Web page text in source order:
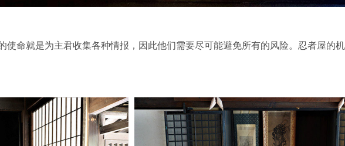
使命就是为主君收集各种情报，因此他们需要尽可能避免所有的风险。忍者屋的